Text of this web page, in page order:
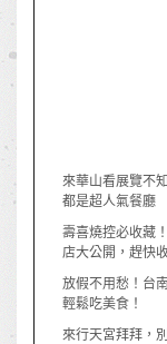
來華山看展覽不
都是超人氣餐廳
壽喜燒控必收藏
店大公開，趕快
放假不用愁！台
輕鬆吃美食！
來行天宮拜拜，